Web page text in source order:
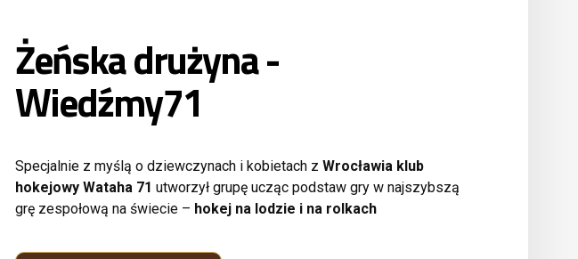
Żeńska drużyna -
Wiedźmy71
Specjalnie z myślą o dziewczynach i kobietach z Wrocławia klub
hokejowy Wataha 71 utworzył grupę ucząc podstaw gry w najszybszą
grę zespołową na świecie – hokej na lodzie i na rolkach